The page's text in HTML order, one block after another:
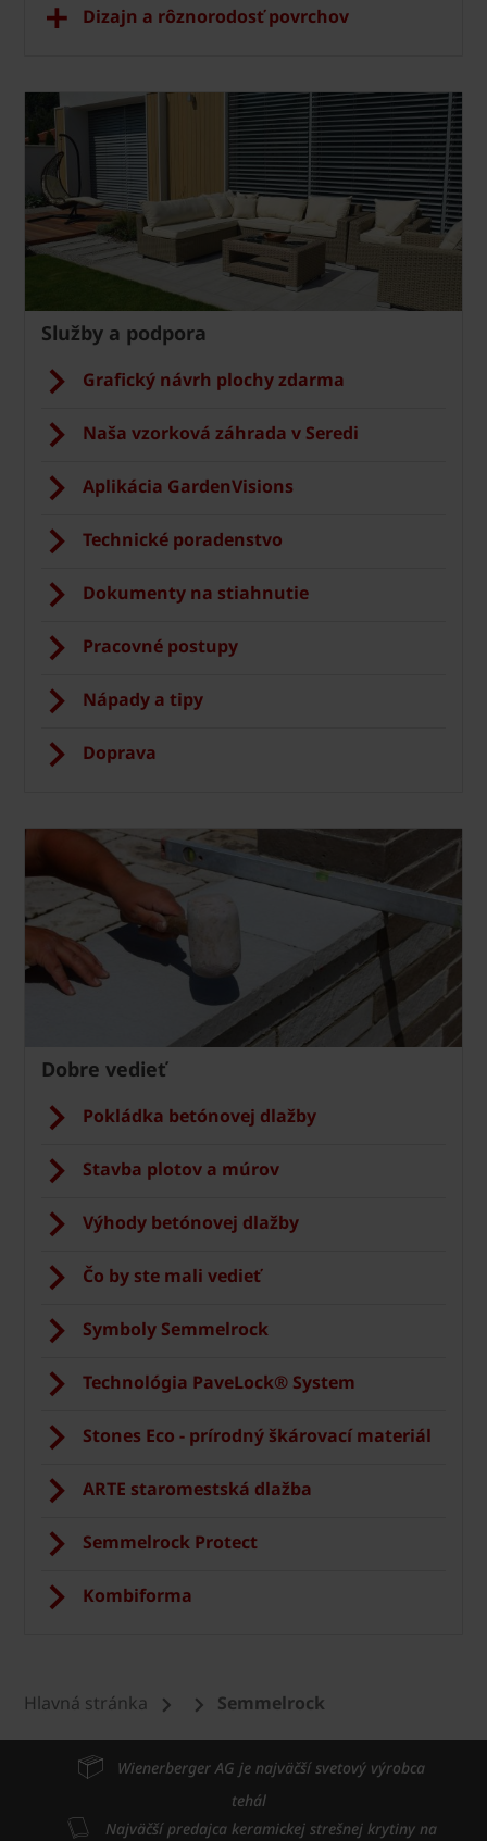
Dizajn a rôznorodosť povrchov
Služby a podpora
Grafický návrh plochy zdarma
Naša vzorková záhrada v Seredi
Aplikácia GardenVisions
Technické poradenstvo
Dokumenty na stiahnutie
Pracovné postupy
Nápady a tipy
Doprava
Dobre vedieť
Pokládka betónovej dlažby
Stavba plotov a múrov
Výhody betónovej dlažby
Čo by ste mali vedieť
Symboly Semmelrock
Technológia PaveLock® System
Stones Eco - prírodný škárovací materiál
ARTE staromestská dlažba
Semmelrock Protect
Kombiforma
Hlavná stránka Semmelrock
Wienerberger AG je najväčší svetový výrobca
tehál
Najväčší predajca keramickej strešnej krytiny na